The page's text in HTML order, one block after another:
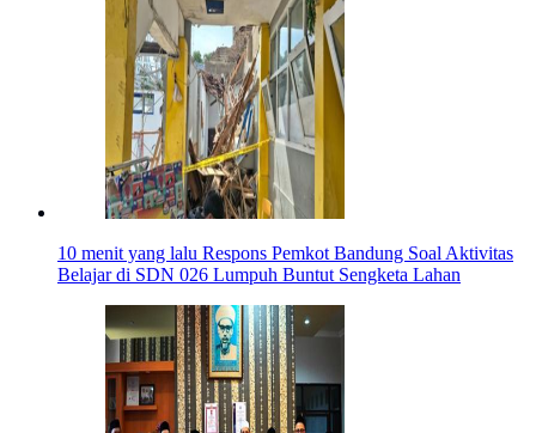
10 menit yang lalu Respons Pemkot Bandung Soal Aktivitas
Belajar di SDN 026 Lumpuh Buntut Sengketa Lahan